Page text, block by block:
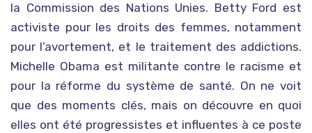
la Commission des Nations Unies. Betty Ford est
activiste pour les droits des femmes, notamment
pour l’avortement, et le traitement des addictions.
Michelle Obama est militante contre le racisme et
pour la réforme du système de santé. On ne voit
que des moments clés, mais on découvre en quoi
elles ont été progressistes et influentes à ce poste